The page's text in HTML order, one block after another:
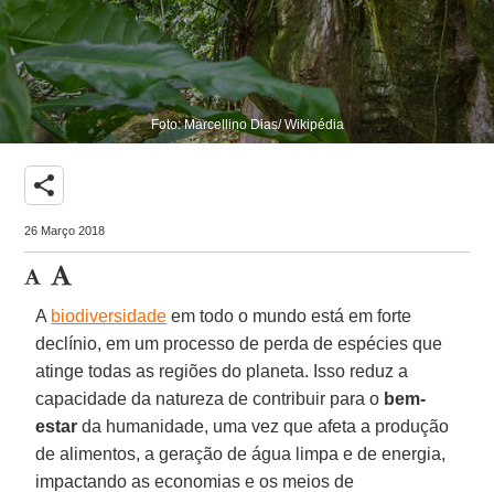
Foto: Marcellino Dias/ Wikipédia
share
26 Março 2018
A biodiversidade em todo o mundo está em forte
declínio, em um processo de perda de espécies que
atinge todas as regiões do planeta. Isso reduz a
capacidade da natureza de contribuir para o bem-
estar da humanidade, uma vez que afeta a produção
de alimentos, a geração de água limpa e de energia,
impactando as economias e os meios de